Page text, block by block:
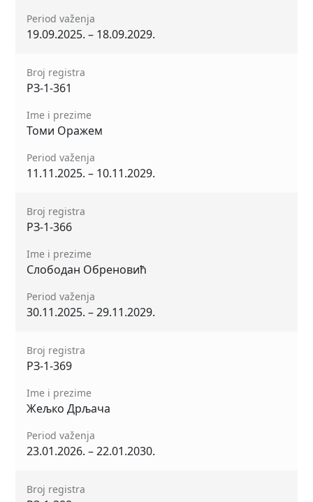
Period važenja
19.09.2025. – 18.09.2029.
Broj registra
РЗ-1-361
Ime i prezime
Томи Оражем
Period važenja
11.11.2025. – 10.11.2029.
Broj registra
РЗ-1-366
Ime i prezime
Слободан Обреновић
Period važenja
30.11.2025. – 29.11.2029.
Broj registra
РЗ-1-369
Ime i prezime
Жељко Дрљача
Period važenja
23.01.2026. – 22.01.2030.
Broj registra